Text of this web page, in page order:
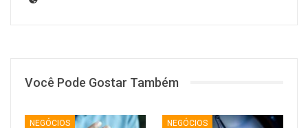
Você Pode Gostar Também
NEGÓCIOS NEGÓCIOS